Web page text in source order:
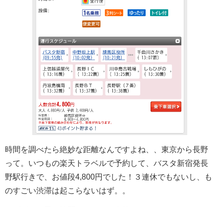
時間を調べたら絶妙な距離なんですよね、、東京から長野
って。いつもの楽天トラベルで予約して、バスタ新宿発長
野駅行きで、お値段4,800円でした！３連休でもないし、も
のすごい渋滞は起こらないはず。。